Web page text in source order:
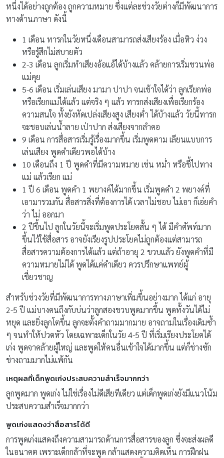
หนึ่งได้อย่างถูกต้อง ถูกความหมาย ซึ่งแต่ละช่วงวัยต่างก็มีพัฒนาการ
ทางด้านภาษา ดังนี้
1 เดือน ทารกในวัยหนึ่งเดือนสามารถส่งเสียงร้อง เมื่อหิว ง่วง
หรือรู้สึกไม่สบายตัว
2-3 เดือน ลูกเริ่มทำเสียงอ้อแอ้ได้บ้างแล้ว คล้ายการเริ่มชวนพ่อ
แม่คุย
5-6 เดือน เริ่มเล่นเสียง มามา ปาปา จนเข้าใจได้ว่า ลูกเรียกพ่อ
หรือเรียกแม่ได้แล้ว แต่จริง ๆ แล้ว ทารกส่งเสียงเพื่อเรียกร้อง
ความสนใจ ทั้งยังหัดเปล่งเสียงสูง เสียงต่ำ ได้บ้างแล้ว วัยนี้ทารก
จะชอบเล่นน้ำลาย เป่าปาก ส่งเสียงจากลำคอ
9 เดือน การสื่อสารเริ่มรู้เรื่องมากขึ้น เริ่มพูดตาม เลียนแบบการ
เล่นเสียง พูดคำเดียวพอได้บ้าง
10 เดือนถึง 1 ปี พูดคำที่มีความหมาย เช่น หม่ำ หรือชี้ไปทาง
แม่ แล้วเรียก แม่
1 ปี 6 เดือน พูดคำ 1 พยางค์ได้มากขึ้น เริ่มพูดคำ 2 พยางค์ที่
เอามารวมกัน สื่อสารสิ่งที่ต้องการได้ เวลาไม่ชอบ ไม่เอา ก็เอ่ยคำ
ว่า ไม่ ออกมา
2 ปีขึ้นไป ลูกในวัยนี้จะเริ่มพูดประโยคสั้น ๆ ได้ มีคำศัพท์มาก
ขึ้นไว้ใช้สื่อสาร อาจยังเรียงรูปประโยคไม่ถูกต้องแต่สามารถ
สื่อสารความต้องการได้แล้ว แต่ถ้าอายุ 2 ขวบแล้ว ยังพูดคำที่มี
ความหมายไม่ได้ พูดได้แค่คำเดียว ควรปรึกษาแพทย์ผู้
เชี่ยวชาญ
สำหรับช่วงวัยที่มีพัฒนาการทางภาษาเพิ่มขึ้นอย่างมาก ได้แก่ อายุ
2-5 ปี แม่บางคนถึงกับบ่นว่าลูกสองขวบพูดมากขึ้น พูดทั้งวันได้ไม่
หยุด และยิ่งลูกโตขึ้น ลูกจะตั้งคำถามมากมาย อาจถามในเรื่องเดิมซ้ำ
ๆ จนทำให้ปวดหัว โดยเฉพาะเด็กในวัย 4-5 ปี ที่เริ่มเรียงประโยคได้
เก่ง พูดจาคล้ายผู้ใหญ่ และพูดให้คนอื่นเข้าใจได้มากขึ้น แต่ก็ช่างซัก
ช่างถามมากไม่แพ้กัน
เหตุผลที่เด็กพูดเก่งประสบความสำเร็จมากกว่า
ลูกพูดมาก พูดเก่ง ไม่ใช่เรื่องไม่ดีเสียทีเดียว แต่เด็กพูดเก่งยังมีแนวโน้ม
ประสบความสำเร็จมากกว่า
พูดเก่งแสดงว่าสื่อสารได้ดี
การพูดเก่งแสดงถึงความสามารถด้านการสื่อสารของลูก ซึ่งจะส่งผลดี
ในอนาคต เพราะเด็กกล้าที่จะพูด กล้าแสดงความคิดเห็น การฝึกฝน